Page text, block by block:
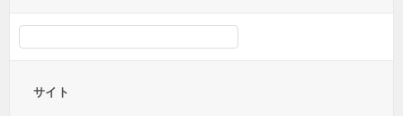
サイト